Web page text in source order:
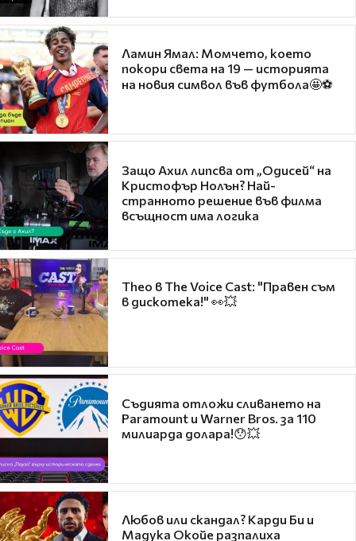
Ламин Ямал: Момчето, което
покори света на 19 — историята
на новия символ във футбола🤩⚽
Защо Ахил липсва от „Одисей“ на
Кристофър Нолън? Най-
странното решение във филма
всъщност има логика
Theo в The Voice Cast: "Правен съм
в дискотека!" 👀💥
Съдията отложи сливането на
Paramount и Warner Bros. за 110
милиарда долара!😯💥
Любов или скандал? Карди Би и
Мадука Окойе разпалиха